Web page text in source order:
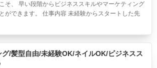
そ、 早い段階からビジネススキルやマーケティング
ができます。 仕事内容 未経験からスタートした先
/髪型自由/未経験OK/ネイルOK/ビジネスス